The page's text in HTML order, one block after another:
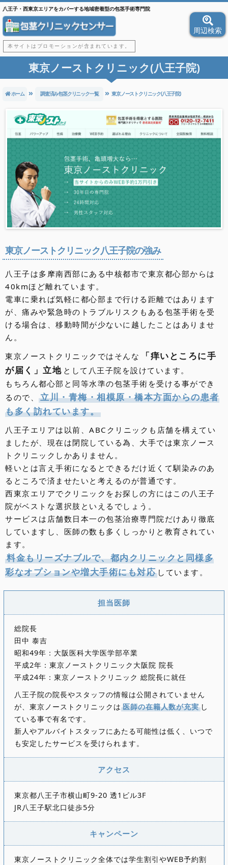
八王子・西東京エリアをカバーする地域密着型の包茎手術専門院
本サイトはプロモーションが含まれています。
周辺検索
北海道・東北
北海道のクリニック
青森県のクリニック
秋田県のクリニック
岩手県のクリニック
山形県のクリニック
宮城県のクリニック
福島県のクリニック
関東 地方
東京都のクリニック
埼玉県のクリニック
千葉県のクリニック
神奈川県のクリニック
群馬県のクリニック
栃木県のクリニック
茨城県のクリニック
東海・甲信越・北陸地方
愛知県のクリニック
静岡県のクリニック
岐阜県のクリニック
三重県のクリニック
新潟県のクリニック
山梨県のクリニック
長野県のクリニック
富山県のクリニック
石川県のクリニック
福井県のクリニック
近畿地方
中国・四国
岡山県のクリニック
広島県のクリニック
山口県のクリニック
島根県のクリニック
鳥取県のクリニック
香川県のクリニック
徳島県のクリニック
愛媛県のクリニック
高知県のクリニック
九州・沖縄 地方
福岡県のクリニック
佐賀県のクリニック
長崎県のクリニック
大分県のクリニック
熊本県のクリニック
宮崎県のクリニック
鹿児島県のクリニック
沖縄県のクリニック
東京ノーストクリニック(八王子院)
ホーム 調査済み包茎クリニック一覧 東京ノーストクリニック(八王子院)
東京ノーストクリニック八王子院の強み
八王子は多摩南西部にある中核都市で東京都心部からは
40kmほど離れています。
電車に乗れば気軽に都心部まで行ける距離ではあります
が、痛みや緊急時のトラブルリスクもある包茎手術を受
ける場合は、移動時間が少ないに越したことはありませ
ん。
東京ノーストクリニックではそんな
「痒いところに手
が届く」立地 として八王子院を設けています。
もちろん都心部と同等水準の包茎手術を受ける事ができ
るので、
立川・青梅・相模原・橋本方面からの患者
も多く訪れています。
八王子エリアは以前、ABCクリニックも店舗を構えてい
ましたが、現在は閉院している為、大手では東京ノース
トクリニックしかありません。
軽いとは言え手術になるとできるだけ近くて馴染みのあ
るところで済ませたいと考えるのが普通です。
西東京エリアでクリニックをお探しの方にはこの八王子
院がベストな選択肢といえるでしょう。
サービスは店舗数日本一の包茎治療専門院だけあり徹底
していますし、医師の数も多くしっかりと教育されてい
ます。
料金もリーズナブルで、都内クリニックと同様多
彩なオプションや増大手術にも対応 しています。
担当医師
総院長
田中 泰吉
昭和49年：大阪医科大学医学部卒業
平成2年：東京ノーストクリニック大阪院 院長
平成24年：東京ノーストクリニック 総院長に就任
八王子院の院長やスタッフの情報は公開されていません
が、東京ノーストクリニックは 医師の在籍人数が充実し
ている事で有名です。
新人やアルバイトスタッフにあたる可能性は低く、いつで
も安定したサービスを受けられます。
アクセス
東京都八王子市横山町9-20 透1ビル3F
JR八王子駅北口徒歩5分
キャンペーン
東京ノーストクリニック全体では学生割引やWEB予約割